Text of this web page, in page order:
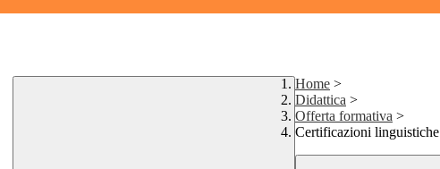
Home >
Didattica >
Offerta formativa >
Certificazioni linguistiche